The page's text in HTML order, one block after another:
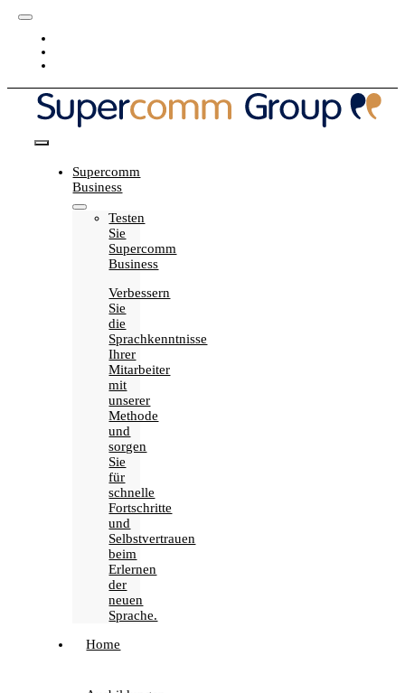
Skip
Toggle
Navigation
Navigation
Supercomm
Business
Testen
Sie
Supercomm
Business
Verbessern
Sie
die
Sprachkenntnisse
Ihrer
Mitarbeiter
mit
unserer
Methode
und
sorgen
Sie
für
schnelle
Fortschritte
und
Selbstvertrauen
beim
Erlernen
der
neuen
Sprache.
Home